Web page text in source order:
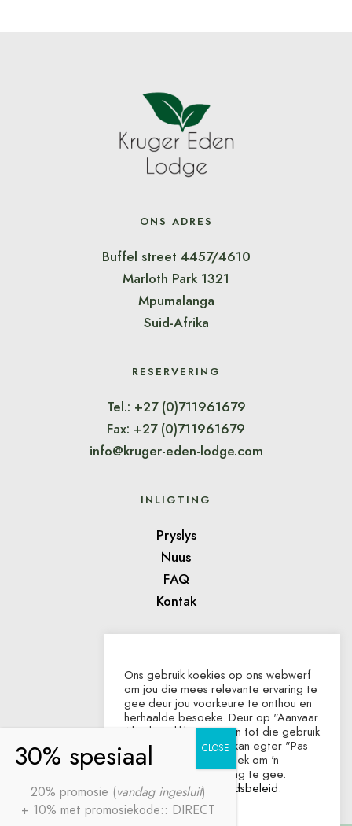
ONS ADRES
Buffel street 4457/4610
Marloth Park 1321
Mpumalanga
Suid-Afrika
RESERVERING
Tel.: +27 (0)711961679
Fax: +27 (0)711961679
info@kruger-eden-lodge.com
INLIGTING
Pryslys
Nuus
FAQ
Kontak
Ons gebruik koekies op ons webwerf
om jou die mees relevante ervaring te
gee deur jou voorkeure te onthou en
herhaalde besoeke. Deur op "Aanvaar
Almal" te klik, stem jy in tot die gebruik
van AL die koekies. Jy kan egter "Pas
die koekies aan" besoek om 'n
beheerde toestemming te gee.
Besoek onsPrivaatheidsbeleid.
Pas die koekies aan
20% promosie (vandag ingesluit)
+ 10% met promosiekode:: DIRECT